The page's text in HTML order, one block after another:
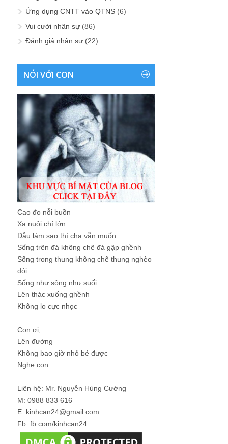
Ứng dụng CNTT vào QTNS (6)
Vui cười nhân sự (86)
Đánh giá nhân sự (22)
NÓI VỚI CON
Cao đo nỗi buồn
Xa nuôi chí lớn
Dẫu làm sao thì cha vẫn muốn
Sống trên đá không chê đá gập ghềnh
Sống trong thung không chê thung nghèo
đói
Sống như sông như suối
Lên thác xuống ghềnh
Không lo cực nhọc
Con ơi, ...
Lên đường
Không bao giờ nhỏ bé được
Nghe con.
Liên hệ: Mr. Nguyễn Hùng Cường
M: 0988 833 616
E: kinhcan24@gmail.com
Fb: fb.com/kinhcan24